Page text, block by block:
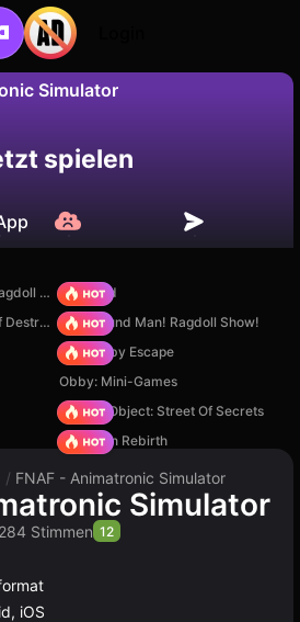
Simulator
Nein
spielen
Sprunki Action Playground: Ragdoll Sandbox TB World
Playground Man Mod! Web of Destruction! Playground Man! Ragdoll Show!
Your Obby Escape
Obby: Mini-Games
Hidden Object: Street Of Secrets
Stickman Rebirth
/ FNAF - Animatronic Simulator
Simulator
Stimmen 12
iOS